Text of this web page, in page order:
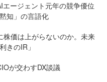
エージェント元年の競争優位
知」の言語化
価は上がらないのか。未来
きのIR」
が交わすDX談議